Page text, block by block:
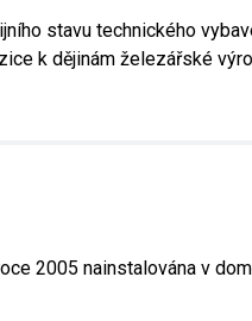
stavu technického
k dějinám železářské
2005 nainstalována v